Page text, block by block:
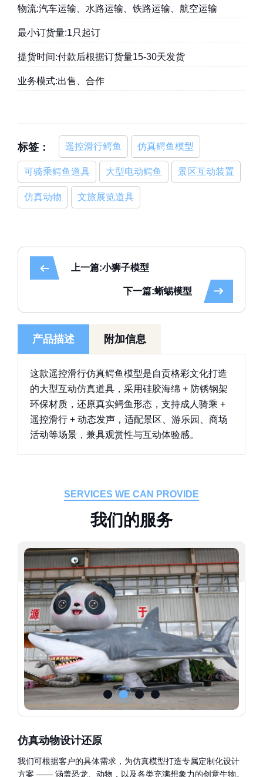
物流:汽车运输、水路运输、铁路运输、航空运输
最小订货量:1只起订
提货时间:付款后根据订货量15-30天发货
业务模式:出售、合作
标签： 遥控滑行鳄鱼 仿真鳄鱼模型
可骑乘鳄鱼道具 大型电动鳄鱼 景区互动装置
仿真动物 文旅展览道具
上一篇:小狮子模型
下一篇:蜥蜴模型
产品描述 附加信息
这款遥控滑行仿真鳄鱼模型是自贡格彩文化打造
的大型互动仿真道具，采用硅胶海绵 + 防锈钢架
环保材质，还原真实鳄鱼形态，支持成人骑乘 +
遥控滑行 + 动态发声 ，适配景区、游乐园、商场
活动等场景，兼具观赏性与互动体验感。
SERVICES WE CAN PROVIDE
我们的服务
仿真动物设计还原
我们可根据客户的具体需求，为仿真模型打造专属定制化设计
方案 —— 涵盖恐龙、动物，以及各类充满想象力的创意生物。